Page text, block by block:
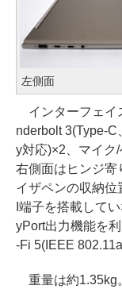
左側面
インターフェイ
nderbolt 3(Type-
y対応)×2、マイク
右側面はヒンジ寄
イザペンの収納位
I端子を搭載して
yPort出力機能を
-Fi 5(IEEE
重量は約1.35kg